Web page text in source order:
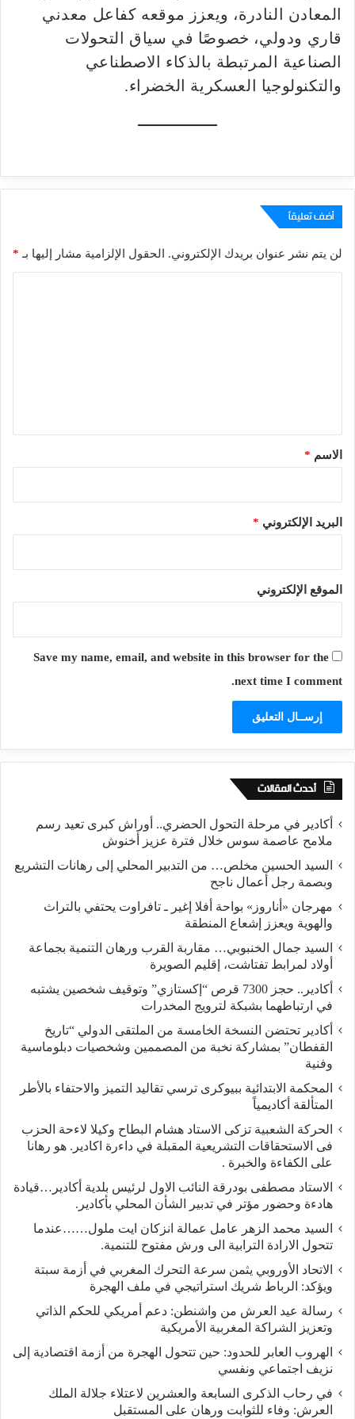
المعادن النادرة، ويعزز موقعه كفاعل معدني
قاري ودولي، خصوصًا في سياق التحولات
الصناعية المرتبطة بالذكاء الاصطناعي
والتكنولوجيا العسكرية الخضراء.
أضف تعليقاً
لن يتم نشر عنوان بريدك الإلكتروني. الحقول الإلزامية مشار إليها بـ *
*الاسم *
البريد الإلكتروني *
الموقع الإلكتروني
Save my name, email, and website in this browser for the
next time I comment.
أحدث المقالات
أكادير في مرحلة التحول الحضري.. أوراش كبرى تعيد رسم
ملامح عاصمة سوس خلال فترة عزيز أخنوش
السيد الحسين مخلص… من التدبير المحلي إلى رهانات التشريع
وبصمة رجل أعمال ناجح
مهرجان «أناروز» بواحة أفلا إغير ـ تافراوت يحتفي بالتراث
والهوية ويعزز إشعاع المنطقة
السيد جمال الخنبوبي… مقاربة القرب ورهان التنمية بجماعة
أولاد لمرابط تفتاشت، إقليم الصويرة
أكادير.. حجز 7300 قرص “إكستازي” وتوقيف شخصين يشتبه
في ارتباطهما بشبكة لترويج المخدرات
أكادير تحتضن النسخة الخامسة من الملتقى الدولي “تاريخ
القفطان” بمشاركة نخبة من المصممين وشخصيات دبلوماسية
وفنية
المحكمة الابتدائية ببيوكرى ترسي تقاليد التميز والاحتفاء بالأطر
المتألقة أكاديمياً
الحركة الشعبية تزكى الاستاد هشام البطاح وكيلا لاءحة الحزب
فى الاستحقاقات التشريعية المقبلة في داءرة اكادير. هو رهانا
على الكفاءة والخبرة .
الاستاد مصطفى بودرقة النائب الاول لرئيس بلدية أكادير…قيادة
هادءة وحضور مؤتر في تدبير الشأن المحلي بأكادير.
السيد محمد الزهر عامل عمالة انزكان ايت ملول……عندما
تتحول الارادة الترابية الى ورش مفتوح للتنمية.
الاتحاد الأوروبي يثمن سرعة التحرك المغربي في أزمة سبتة
ويؤكد: الرباط شريك استراتيجي في ملف الهجرة
رسالة عيد العرش من واشنطن: دعم أمريكي للحكم الذاتي
وتعزيز الشراكة المغربية الأمريكية
​الهروب العابر للحدود: حين تتحول الهجرة من أزمة اقتصادية إلى
نزيف اجتماعي ونفسي
في رحاب الذكرى السابعة والعشرين لاعتلاء جلالة الملك
العرش: وفاء للثوابت ورهان على المستقبل